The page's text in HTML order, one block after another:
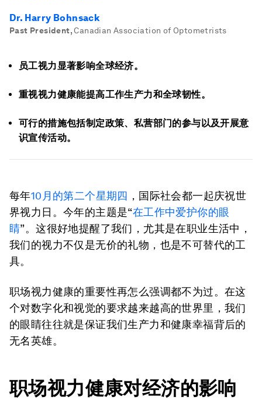
Dr. Harry Bohnsack
Past President, Canadian Association of Optometrists
员工视力显著影响全球经济。
重视视力健康能提高工作生产力和全球韧性。
可行的措施包括制定政策、私营部门的参与以及开展意
识宣传活动。
每年10月的第二个星期四 ，国际社会都一起庆祝世
界视力日。今年的主题是“在工作中爱护你的眼
睛”。这很好地提醒了我们，尤其是在职业生活中，
我们的视力不仅是无价的礼物，也是不可替代的工
具。
职场视力健康的重要性再怎么强调都不为过。在这
个对数字化和视觉的要求越来越高的世界里，我们
的眼睛往往就是保证我们生产力和健康幸福背后的
无名英雄。
职场视力健康对经济的影响